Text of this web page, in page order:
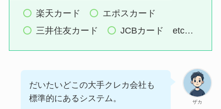
楽天カード
エポスカード
三井住友カード
JCBカード etc…
ザカ
だいたいどこの大手クレカ会社も
標準的にあるシステム。